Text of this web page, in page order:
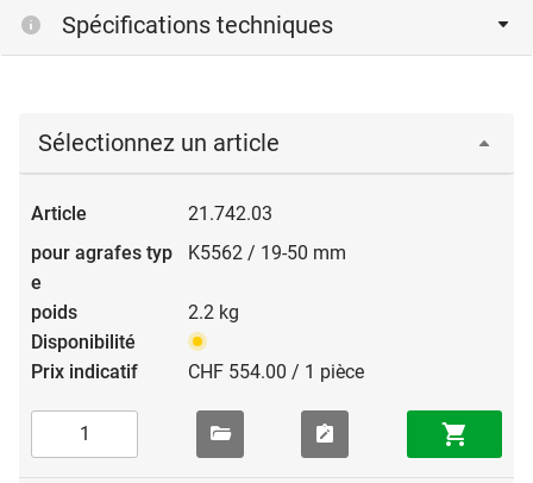
Spécifications techniques
Sélectionnez un article
21.742.03
K5562 / 19-50 mm
2.2 kg
CHF 554.00 / 1 pièce